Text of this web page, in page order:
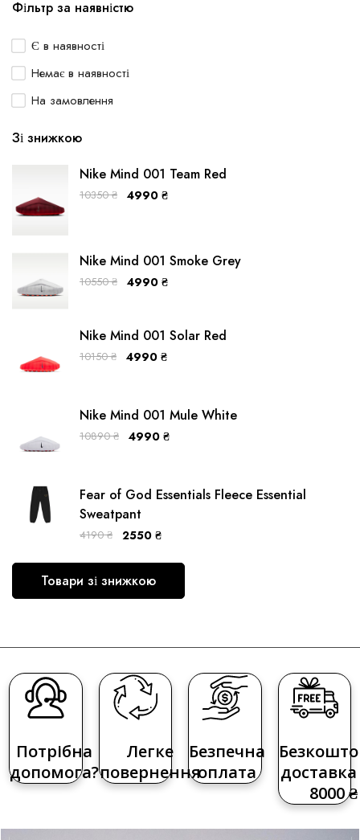
Фільтр за наявністю
Є в наявності
Немає в наявності
На замовлення
Зі знижкою
Nike Mind 001 Team Red
10350₴ 4990 ₴
Nike Mind 001 Smoke Grey
10550₴ 4990 ₴
Nike Mind 001 Solar Red
10150₴ 4990 ₴
Nike Mind 001 Mule White
10890₴ 4990 ₴
Fear of God Essentials Fleece Essential
Sweatpant
4190₴ 2550 ₴
Товари зі знижкою
Потрібна
допомога?
Легке
повернення
Безпечна
оплата
доставка
8000 ₴